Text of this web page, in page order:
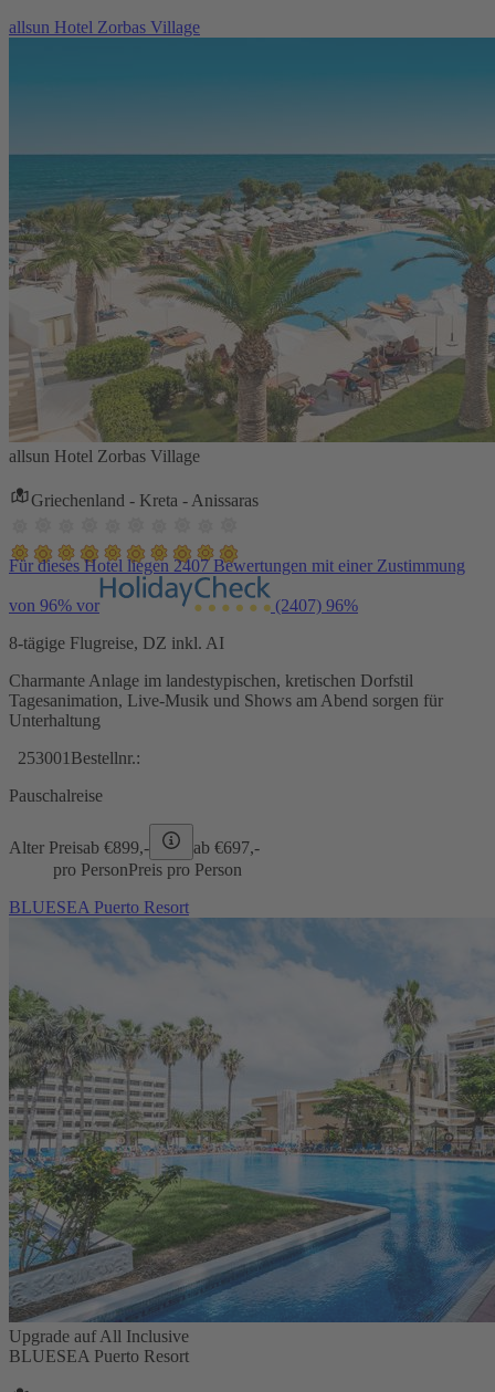
allsun Hotel Zorbas Village
allsun Hotel Zorbas Village
Griechenland - Kreta - Anissaras
Für dieses Hotel liegen 2407 Bewertungen mit einer Zustimmung
von 96% vor (2407) 96%
8-tägige Flugreise, DZ inkl. AI
Charmante Anlage im landestypischen, kretischen Dorfstil
Tagesanimation, Live-Musik und Shows am Abend sorgen für
Unterhaltung
253001 Bestellnr.:
Pauschalreise
Alter Preisab €899,- ab €697,-
pro PersonPreis pro Person
BLUESEA Puerto Resort
Upgrade auf All Inclusive
BLUESEA Puerto Resort